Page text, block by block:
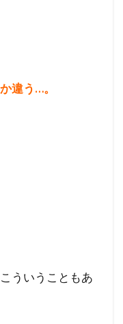
違う…。
ういうこともあ